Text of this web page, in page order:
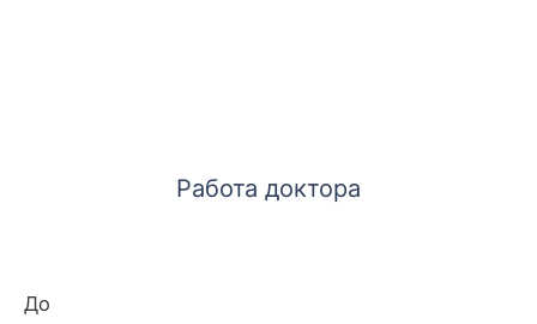
Работа доктора
До